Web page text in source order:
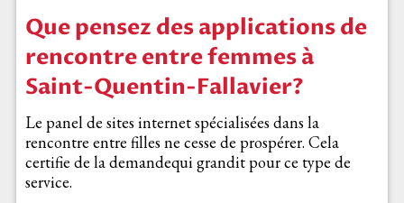
Que pensez des applications de
rencontre entre femmes à
Saint-Quentin-Fallavier?
Le panel de sites internet spécialisées dans la
rencontre entre filles ne cesse de prospérer. Cela
certifie de la demandequi grandit pour ce type de
service.